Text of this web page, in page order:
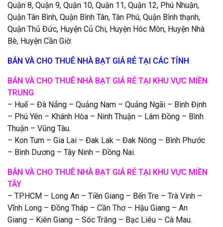
Quận 8, Quận 9, Quận 10, Quận 11, Quận 12, Phú Nhuận,
Quận Tân Bình, Quận Bình Tân, Tân Phú, Quận Bình thạnh,
Quận Thủ Đức, Huyện Củ Chi, Huyện Hóc Môn, Huyện Nhà
Bè, Huyện Cần Giờ.
BÁN VÀ CHO THUÊ NHÀ BẠT GIÁ RẺ TẠI CÁC TỈNH
BÁN VÀ CHO THUÊ NHÀ BẠT GIÁ RẺ TẠI KHU VỰC MIỀN
TRUNG
– Huế – Đà Nẳng – Quảng Nam – Quảng Ngãi – Bình Định
– Phú Yên – Khánh Hòa – Ninh Thuận – Lâm Đồng – Bình
Thuận – Vũng Tàu.
– Kon Tum – Gia Lai – Đak Lak – Đak Nông – Bình Phước
– Bình Dương – Tây Ninh – Đồng Nai.
BÁN VÀ CHO THUÊ NHÀ BẠT GIÁ RẺ TẠI KHU VỰC MIỀN
TÂY
– TP.HCM – Long An – Tiền Giang – Bến Tre – Trà Vinh –
Vĩnh Long – Đồng Tháp – Cần Thơ – Hậu Giang – An
Giang – Kiên Giang – Sóc Trăng – Bạc Liêu – Cà Mau.